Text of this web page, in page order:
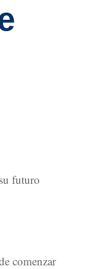
futuro
comenzar